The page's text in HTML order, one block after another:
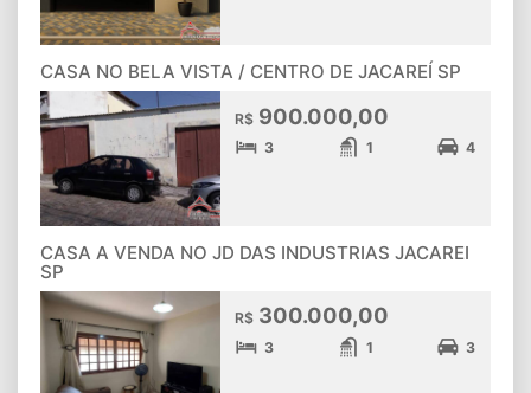
CASA NO BELA VISTA / CENTRO DE JACAREÍ SP
R$ 900.000,00
3 1 4
CASA A VENDA NO JD DAS INDUSTRIAS JACAREI
SP
R$ 300.000,00
3 1 3